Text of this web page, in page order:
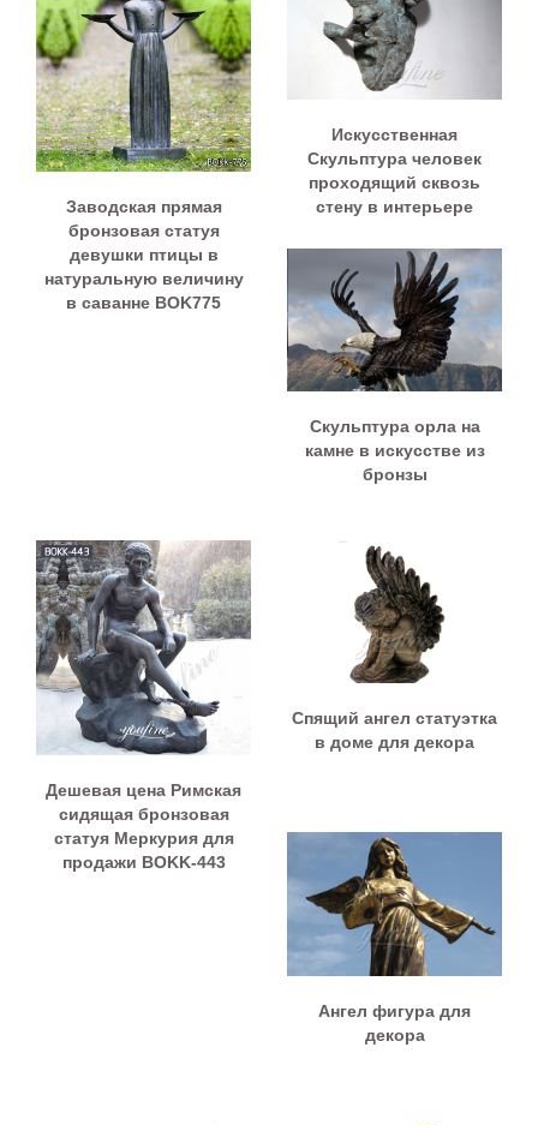
Заводская прямая
бронзовая статуя
девушки птицы в
натуральную величину
в саванне BOK775
Искусственная
Скульптура человек
проходящий сквозь
стену в интерьере
Скульптура орла на
камне в искусстве из
бронзы
Дешевая цена Римская
сидящая бронзовая
статуя Меркурия для
продажи BOKK-443
Спящий ангел статуэтка
в доме для декора
Ангел фигура для
декора